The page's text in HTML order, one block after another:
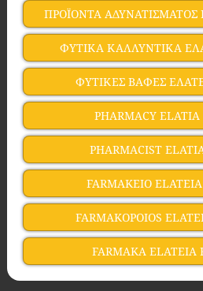
ΠΡΟΪΟΝΤΑ ΑΔΥΝΑΤΙΣΜΑΤΟΣ
ΦΥΤΙΚΑ ΚΑΛΛΥΝΤΙΚΑ
ΦΥΤΙΚΕΣ ΒΑΦΕΣ
PHARMACY
PHARMACIST
FARMAKEIO
FARMAKOPOIOS
FARMAKA ELATEIA